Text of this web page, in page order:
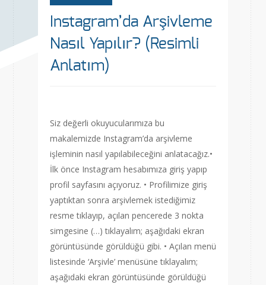
Instagram’da Arşivleme
Nasıl Yapılır? (Resimli
Anlatım)
Siz değerli okuyucularımıza bu
makalemizde Instagram’da arşivleme
işleminin nasıl yapılabileceğini anlatacağız.•
İlk önce Instagram hesabımıza giriş yapıp
profil sayfasını açıyoruz. • Profilimize giriş
yaptıktan sonra arşivlemek istediğimiz
resme tıklayıp, açılan pencerede 3 nokta
simgesine (…) tıklayalım; aşağıdaki ekran
görüntüsünde görüldüğü gibi. • Açılan menü
listesinde ‘Arşivle’ menüsüne tıklayalım;
aşağıdaki ekran görüntüsünde görüldüğü